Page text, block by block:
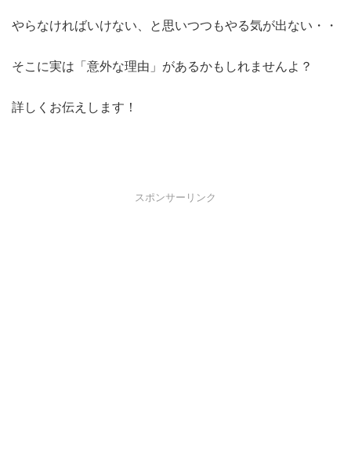
やらなければいけない、と思いつつもやる気が出ない・・
そこに実は「意外な理由」があるかもしれませんよ？
詳しくお伝えします！
スポンサーリンク